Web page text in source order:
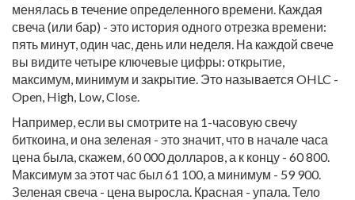
менялась в течение определенного времени. Каждая
свеча (или бар) - это история одного отрезка времени:
пять минут, один час, день или неделя. На каждой свече
вы видите четыре ключевые цифры: открытие,
максимум, минимум и закрытие. Это называется OHLC -
Open, High, Low, Close.
Например, если вы смотрите на 1-часовую свечу
биткоина, и она зеленая - это значит, что в начале часа
цена была, скажем, 60 000 долларов, а к концу - 60 800.
Максимум за этот час был 61 100, а минимум - 59 900.
Зеленая свеча - цена выросла. Красная - упала. Тело